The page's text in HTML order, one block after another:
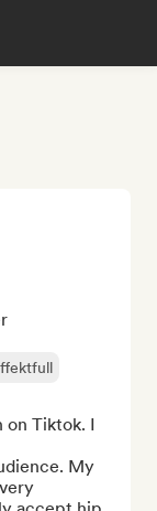
on Tiktok. I
My